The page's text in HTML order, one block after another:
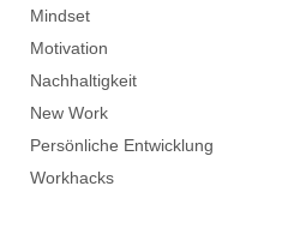
Mindset
Motivation
Nachhaltigkeit
New Work
Persönliche Entwicklung
Workhacks